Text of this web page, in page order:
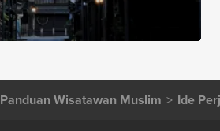
Panduan Wisatawan Muslim Ide